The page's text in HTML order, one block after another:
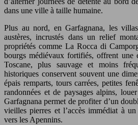
dans une ville à taille humaine.
Plus au nord, en Garfagnana, les
austères, incrustés dans un relief
propriétés comme La Rocca di
bourgs médiévaux fortifiés, offrent une
Toscane, plus sauvage et moins
historiques conservent souvent une
épais remparts, tours carrées, petites
randonnées et de paysages alpins,
Garfagnana permet de profiter d’un
vieilles pierres et l’accès immédiat à
vers les Apennins.